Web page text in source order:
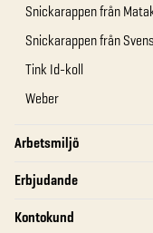
Snickarappen från
Snickarappen från
Tink Id-koll
Weber
Arbetsmiljö
Erbjudande
Kontokund